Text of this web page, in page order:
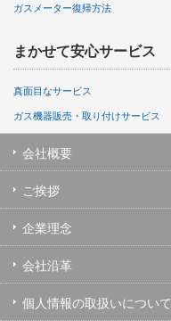
ガスメーター復帰方法
まかせて安心サービス
真面目なサービス
ガス機器販売・取り付けサービス
会社概要
ご挨拶
企業理念
会社沿革
個人情報の取扱いについて